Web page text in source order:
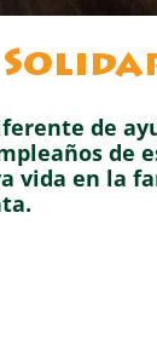
de
vida en la